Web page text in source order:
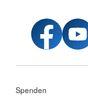
Spenden